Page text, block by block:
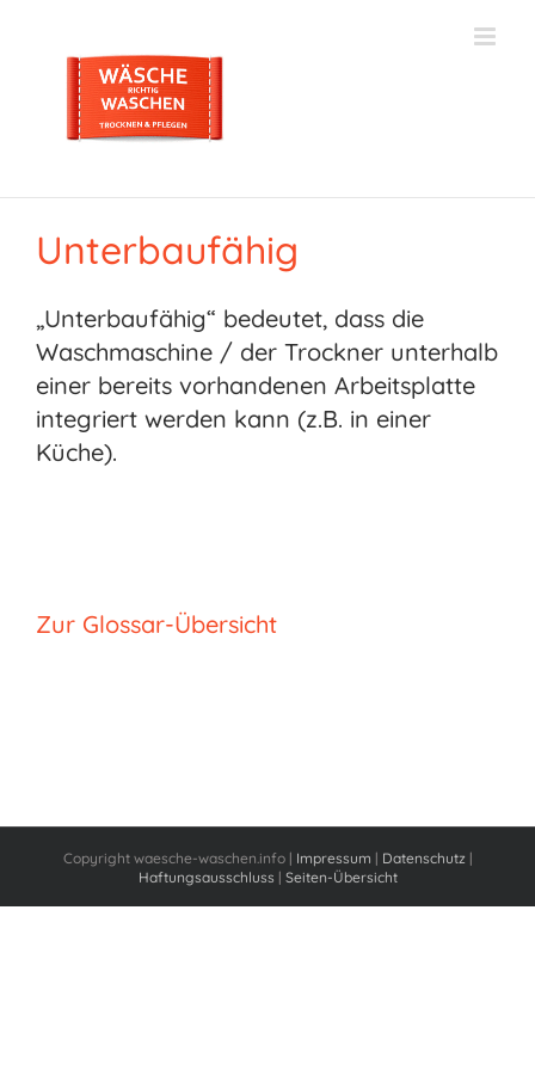
springen
Unterbaufähig
„Unterbaufähig“ bedeutet, dass die
Waschmaschine / der Trockner unterhalb
einer bereits vorhandenen Arbeitsplatte
integriert werden kann (z.B. in einer
Küche).
Zur Glossar-Übersicht
Copyright waesche-waschen.info | Impressum | Datenschutz |
Haftungsausschluss | Seiten-Übersicht